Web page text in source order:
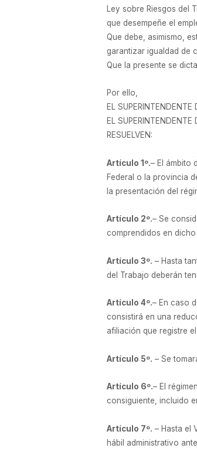
Ley sobre Riesgos del
que desempeñe el
Que debe, asimismo,
garantizar igualdad de
Que la presente se
Por ello,
EL
EL SUPERINTENDENTE
RESUELVEN:
Artículo 1º.– El ámbito
Federal o la provincia
la presentación del
Artículo 2º.– Se
comprendidos en dicho
Artículo 3º. – Hasta
del Trabajo deberán
Artículo 4º.– En caso
consistirá en una
afiliación que registre
Artículo 5º. – Se
Artículo 6º.– El
consiguiente, incluido
Artículo 7º. – Hasta el
hábil administrativo